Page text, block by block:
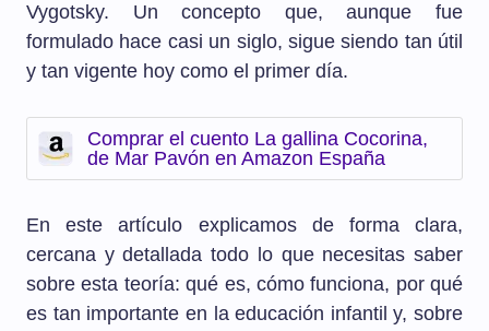
Vygotsky. Un concepto que, aunque fue
formulado hace casi un siglo, sigue siendo tan útil
y tan vigente hoy como el primer día.
Comprar el cuento La gallina Cocorina,
de Mar Pavón en Amazon España
En este artículo explicamos de forma clara,
cercana y detallada todo lo que necesitas saber
sobre esta teoría: qué es, cómo funciona, por qué
es tan importante en la educación infantil y, sobre